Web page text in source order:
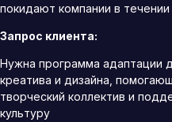
покидают компании в
Запрос клиента:
Нужна программа адаптации
креатива и дизайна,
творческий коллектив и
культуру